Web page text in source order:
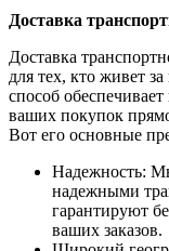
Доставка
Доставка
для тех, кто живет
способ
ваших покупок
Вот его основные
Надежность:
надежными
гарантируют
ваших заказов.